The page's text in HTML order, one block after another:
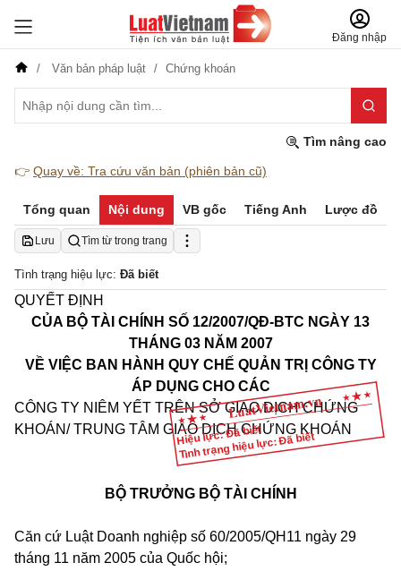
Đăng nhập
Văn bản pháp luật Chứng khoán
Tìm nâng cao
👉 Quay về: Tra cứu văn bản (phiên bản cũ)
Tổng quan Nội dung VB gốc Tiếng Anh Lược đồ
Lưu Tìm từ trong trang
Tình trạng hiệu lực: Đã biết
Hiệu lực: Đã biết
Tình trạng hiệu lực: Đã biết
QUYẾT ĐỊNH
CỦA BỘ TÀI CHÍNH SỐ 12/2007/QĐ-BTC NGÀY 13
THÁNG 03 NĂM 2007
VỀ VIỆC BAN HÀNH QUY CHẾ QUẢN TRỊ CÔNG TY
ÁP DỤNG CHO CÁC
CÔNG TY NIÊM YẾT TRÊN SỞ GIAO DỊCH CHỨNG
KHOÁN/ TRUNG TÂM GIAO DỊCH CHỨNG KHOÁN
BỘ TRƯỞNG BỘ TÀI CHÍNH
Căn cứ Luật Doanh nghiệp số 60/2005/QH11 ngày 29
tháng 11 năm 2005 của Quốc hội;